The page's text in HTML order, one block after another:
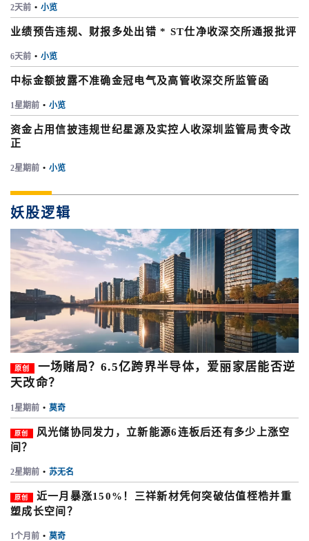
2天前 • 小览
业绩预告违规、财报多处出错 * ST仕净收深交所通报批评
6天前 • 小览
中标金额披露不准确金冠电气及高管收深交所监管函
1星期前 • 小览
资金占用信披违规世纪星源及实控人收深圳监管局责令改
正
2星期前 • 小览
妖股逻辑
原创
一场赌局？6.5亿跨界半导体，爱丽家居能否逆
天改命？
1星期前 • 莫奇
原创
风光储协同发力，立新能源6连板后还有多少上涨空
间？
2星期前 • 苏无名
原创
近一月暴涨150%！三祥新材凭何突破估值桎梏并重
塑成长空间？
1个月前 • 莫奇